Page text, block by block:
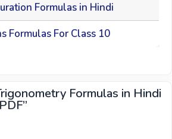
Formulas in Hindi
Formulas For Class 10
Formulas in Hindi